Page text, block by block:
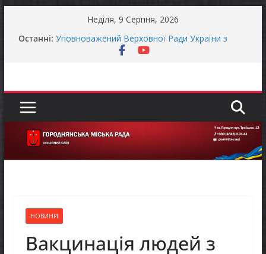
Неділя, 9 Серпня, 2026
Останні: Уповноважений Верховної Ради України з
прав людини проводить опитування щодо
МОВЧАННЯ
Як отримати компенсацію за товари, придбані
для ветеранського бізнесу
НОВИНИ
Вакцинація людей з